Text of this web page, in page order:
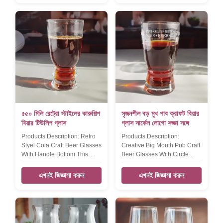
ring on the middle of glass for
suit the wooden holder
board.Xi'An Daxi Houseware
make the yard beer glass in
different many size from
500ml,750ml,1l,1.5l and
3l,etc. all with wooden stand
in natural color or black color.
The new design yard beer
glass set have 2 size ----
500ml and 750ml,all
Packing 6pcs/box,24pcs/ctn.
MOQ 2400, if this is on stock,
moq will be 500pcs.
৫৫০ মিলি রেট্রো স্টাইলের কারুশিল্প
বিয়ার টিউলিপ গ্লাস
Products Description: Retro
Styel Cola Craft Beer Glasses
With Handle Bottom This
retro style Pub Beer Glass By
Handblown With thicker wall
and opened mouth. Xi'An
produce beer glass in new
style as the client's design or
idea drawing. The vintage
এখনই জিজ্ঞাসা করুন
সৃজনশীল বড় মুখ পাব ক্রাফট বিয়ার
গ্লাস সার্কেল লোগো সজ্জা সঙ্গে
Products Description:
Creative Big Mouth Pub Craft
Beer Glasses With Circle
Logo Decoration This Big
Mouth Pub Beer Glass By
Handblown With White
Daxi Houseware can
produce beer glass in new
style as the client's design or
এখনই জিজ্ঞাসা করুন